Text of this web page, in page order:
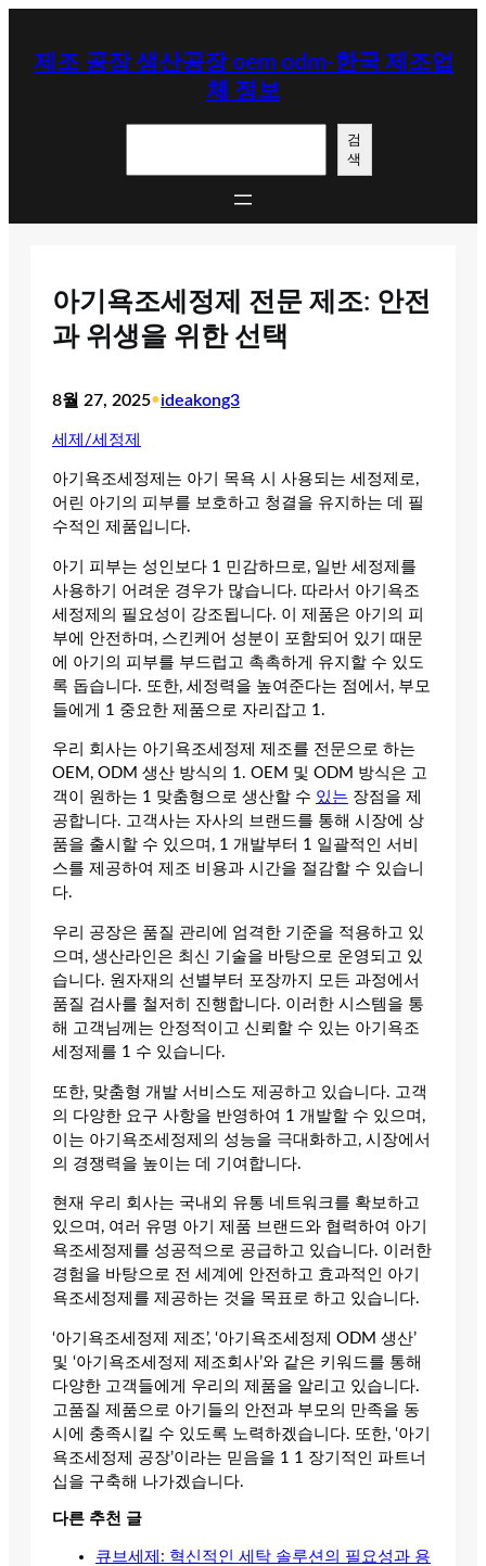
제조 공장 생산공장 oem odm-한국 제조업
체 정보
검
색
아기욕조세정제 전문 제조: 안전
과 위생을 위한 선택
8월 27, 2025•ideakong3
세제/세정제
아기욕조세정제는 아기 목욕 시 사용되는 세정제로,
어린 아기의 피부를 보호하고 청결을 유지하는 데 필
수적인 제품입니다.
아기 피부는 성인보다 1 민감하므로, 일반 세정제를
사용하기 어려운 경우가 많습니다. 따라서 아기욕조
세정제의 필요성이 강조됩니다. 이 제품은 아기의 피
부에 안전하며, 스킨케어 성분이 포함되어 있기 때문
에 아기의 피부를 부드럽고 촉촉하게 유지할 수 있도
록 돕습니다. 또한, 세정력을 높여준다는 점에서, 부모
들에게 1 중요한 제품으로 자리잡고 1.
우리 회사는 아기욕조세정제 제조를 전문으로 하는
OEM, ODM 생산 방식의 1. OEM 및 ODM 방식은 고
객이 원하는 1 맞춤형으로 생산할 수 있는 장점을 제
공합니다. 고객사는 자사의 브랜드를 통해 시장에 상
품을 출시할 수 있으며, 1 개발부터 1 일괄적인 서비
스를 제공하여 제조 비용과 시간을 절감할 수 있습니
다.
우리 공장은 품질 관리에 엄격한 기준을 적용하고 있
으며, 생산라인은 최신 기술을 바탕으로 운영되고 있
습니다. 원자재의 선별부터 포장까지 모든 과정에서
품질 검사를 철저히 진행합니다. 이러한 시스템을 통
해 고객님께는 안정적이고 신뢰할 수 있는 아기욕조
세정제를 1 수 있습니다.
또한, 맞춤형 개발 서비스도 제공하고 있습니다. 고객
의 다양한 요구 사항을 반영하여 1 개발할 수 있으며,
이는 아기욕조세정제의 성능을 극대화하고, 시장에서
의 경쟁력을 높이는 데 기여합니다.
현재 우리 회사는 국내외 유통 네트워크를 확보하고
있으며, 여러 유명 아기 제품 브랜드와 협력하여 아기
욕조세정제를 성공적으로 공급하고 있습니다. 이러한
경험을 바탕으로 전 세계에 안전하고 효과적인 아기
욕조세정제를 제공하는 것을 목표로 하고 있습니다.
‘아기욕조세정제 제조’, ‘아기욕조세정제 ODM 생산’
및 ‘아기욕조세정제 제조회사’와 같은 키워드를 통해
다양한 고객들에게 우리의 제품을 알리고 있습니다.
고품질 제품으로 아기들의 안전과 부모의 만족을 동
시에 충족시킬 수 있도록 노력하겠습니다. 또한, ‘아기
욕조세정제 공장’이라는 믿음을 1 1 장기적인 파트너
십을 구축해 나가겠습니다.
다른 추천 글
큐브세제: 혁신적인 세탁 솔루션의 필요성과 용